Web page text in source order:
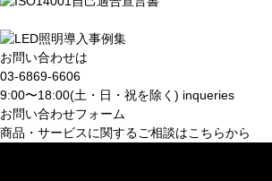
お問い合わせは
03-6869-6606
9:00〜18:00(土・日・祝を除く) inqueries
お問い合わせフォーム
商品・サービスに関するご相談はこちらから